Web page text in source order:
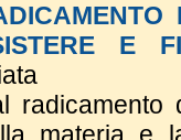
E
radicamento